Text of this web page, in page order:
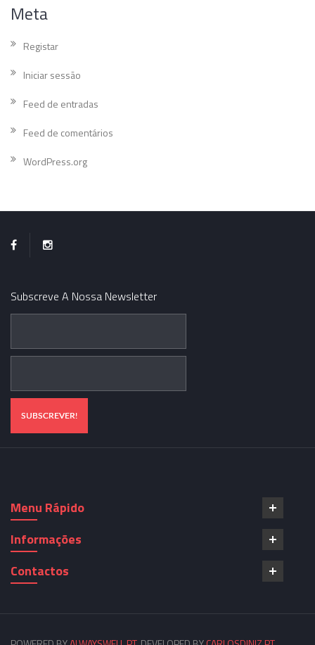
Meta
Registar
Iniciar sessão
Feed de entradas
Feed de comentários
WordPress.org
Subscreve A Nossa Newsletter
Menu Rápido
Informações
Contactos